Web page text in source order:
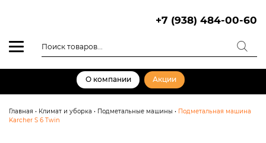
+7 (938) 484-00-60
товаров
О компании Акции
Главная • Климат и уборка • Подметальные машины • Подметальная машина
Karcher S 6 Twin